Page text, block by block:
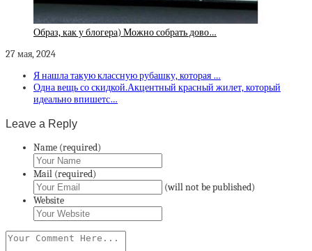
Образ, как у блогера) Можно собрать дово…
27 мая, 2024
Я нашла такую классную рубашку, которая …
Одна вещь со скидкой.Акцентный красный жилет, который
идеально впишетс…
Leave a Reply
Name (required)
Mail (required)
(will not be published)
Website